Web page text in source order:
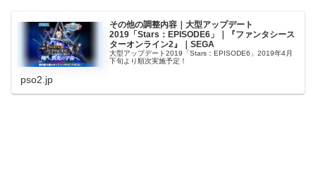
その他の調整内容｜大型アップデート
2019「Stars：EPISODE6」｜『ファンタシース
ターオンライン2』｜SEGA
大型アップデート2019「Stars：EPISODE6」2019年4月
下旬より順次実施予定！
pso2.jp